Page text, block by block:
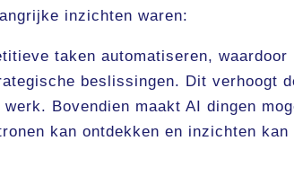
inzichten waren:
taken automatiseren,
beslissingen. Dit verhoogt
Bovendien maakt AI dingen
kan ontdekken en inzichten